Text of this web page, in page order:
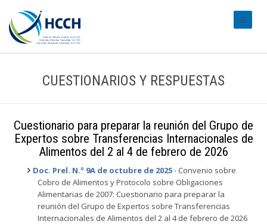
CUESTIONARIOS Y RESPUESTAS
Cuestionario para preparar la reunión del Grupo de
Expertos sobre Transferencias Internacionales de
Alimentos del 2 al 4 de febrero de 2026
Doc. Prel. N.º 9A de octubre de 2025- Convenio sobre
Cobro de Alimentos y Protocolo sobre Obligaciones
Alimentarias de 2007: Cuestionario para preparar la
reunión del Grupo de Expertos sobre Transferencias
Internacionales de Alimentos del 2 al 4 de febrero de 2026